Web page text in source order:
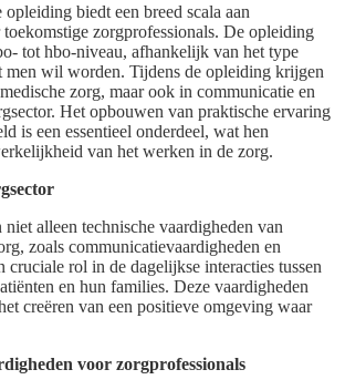
biedt een breed scala aan
zorgprofessionals. De opleiding
tot hbo-niveau, afhankelijk van het type
men wil worden. Tijdens de opleiding krijgen
zorg, maar ook in communicatie en
Het opbouwen van praktische ervaring
is een essentieel onderdeel, wat hen
van het werken in de zorg.
alleen technische vaardigheden van
zoals communicatievaardigheden en
cruciale rol in de dagelijkse interacties tussen
en hun families. Deze vaardigheden
creëren van een positieve omgeving waar
voor zorgprofessionals